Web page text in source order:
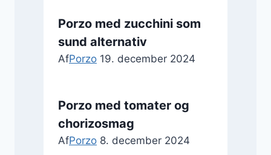
Porzo med zucchini som
sund alternativ
AfPorzo 19. december 2024
Porzo med tomater og
chorizosmag
AfPorzo 8. december 2024